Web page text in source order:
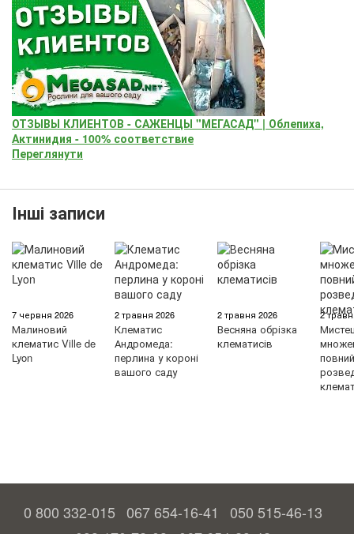
ОТЗЫВЫ КЛИЕНТОВ - САЖЕНЦЫ "МЕГАСАД" | Облепиха,
Актинидия - 100% соответствие
Переглянути
Інші записи
7 червня 2026
Малиновий
клематис Ville de
Lyon
2 травня 2026
Клематис
Андромеда:
перлина у короні
вашого саду
2 травня 2026
Весняна обрізка
клематисів
2
повний
0 800 332-015 067 654-16-41
050 515-46-13